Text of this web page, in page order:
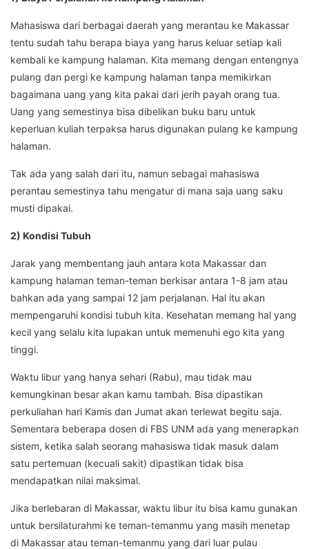
Mahasiswa dari berbagai daerah yang merantau ke Makassar
tentu sudah tahu berapa biaya yang harus keluar setiap kali
kembali ke kampung halaman. Kita memang dengan entengnya
pulang dan pergi ke kampung halaman tanpa memikirkan
bagaimana uang yang kita pakai dari jerih payah orang tua.
Uang yang semestinya bisa dibelikan buku baru untuk
keperluan kuliah terpaksa harus digunakan pulang ke kampung
halaman.
Tak ada yang salah dari itu, namun sebagai mahasiswa
perantau semestinya tahu mengatur di mana saja uang saku
musti dipakai.
2) Kondisi Tubuh
Jarak yang membentang jauh antara kota Makassar dan
kampung halaman teman-teman berkisar antara 1-8 jam atau
bahkan ada yang sampai 12 jam perjalanan. Hal itu akan
mempengaruhi kondisi tubuh kita. Kesehatan memang hal yang
kecil yang selalu kita lupakan untuk memenuhi ego kita yang
tinggi.
Waktu libur yang hanya sehari (Rabu), mau tidak mau
kemungkinan besar akan kamu tambah. Bisa dipastikan
perkuliahan hari Kamis dan Jumat akan terlewat begitu saja.
Sementara beberapa dosen di FBS UNM ada yang menerapkan
sistem, ketika salah seorang mahasiswa tidak masuk dalam
satu pertemuan (kecuali sakit) dipastikan tidak bisa
mendapatkan nilai maksimal.
Jika berlebaran di Makassar, waktu libur itu bisa kamu gunakan
untuk bersilaturahmi ke teman-temanmu yang masih menetap
di Makassar atau teman-temanmu yang dari luar pulau